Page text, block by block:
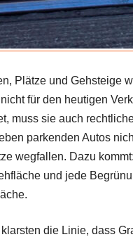
Plätze und Gehsteige
für den heutigen
muss sie auch
parkenden Autos
wegfallen. Dazu
und jede
die Linie, dass